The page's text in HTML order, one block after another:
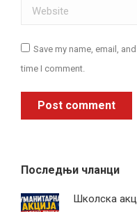
Website
Save my name, email,
time I comment.
Post comment
Последњи чланци
Школска